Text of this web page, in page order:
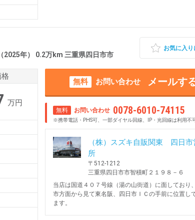
2025年） 0.2万km 三重県四日市市
お気に入り
万円
無料 お問い合わせ メールす
無料 お問い合わせ 0078-6010-74115
※携帯電話・PHS可、一部ダイヤル回線、IP・光回線は利用不
（株）スズキ自販関東 四日市
所
〒512-1212
三重県四日市市智積町２１９８－６
当店は国道４０７号線（湯の山街道）に面しており
市方面から見て東名阪、四日市ＩＣの手前に位置し
ます。